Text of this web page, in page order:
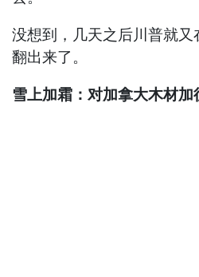
没想到，几天之后川普就
翻出来了。
雪上加霜：对加拿大木材加